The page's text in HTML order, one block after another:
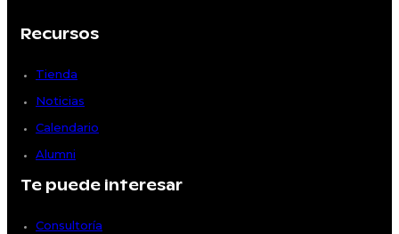
Recursos
Tienda
Noticias
Calendario
Alumni
Te puede interesar
Consultoría